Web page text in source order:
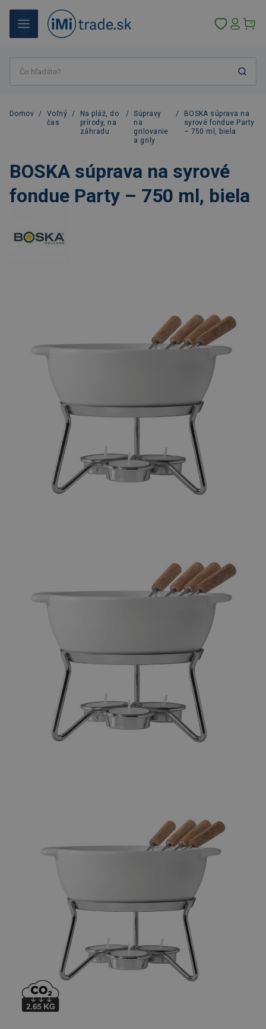
Domov /
Voľný
čas
/
Na pláž, do
prírody, na
záhradu
/ Súpravy
na
grilovanie
a grily
/
BOSKA súprava na
syrové fondue Party
– 750 ml, biela
BOSKA súprava na syrové
fondue Party – 750 ml, biela